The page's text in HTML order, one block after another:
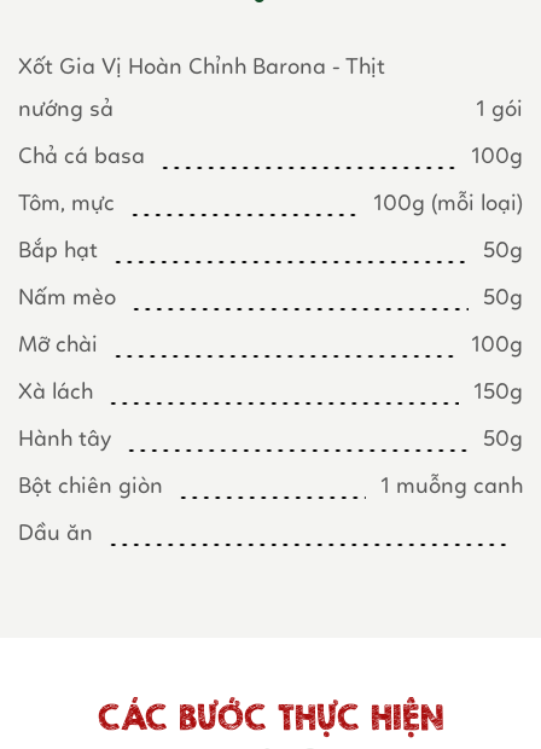
Xốt Gia Vị Hoàn Chỉnh Barona - Thịt
nướng sả
1 gói
Chả cá basa 100g
Tôm, mực 100g (mỗi loại)
Bắp hạt 50g
Nấm mèo 50g
Mỡ chài 100g
Xà lách 150g
Hành tây 50g
Bột chiên giòn 1 muỗng canh
Dầu ăn
CÁC BƯỚC THỰC HIỆN